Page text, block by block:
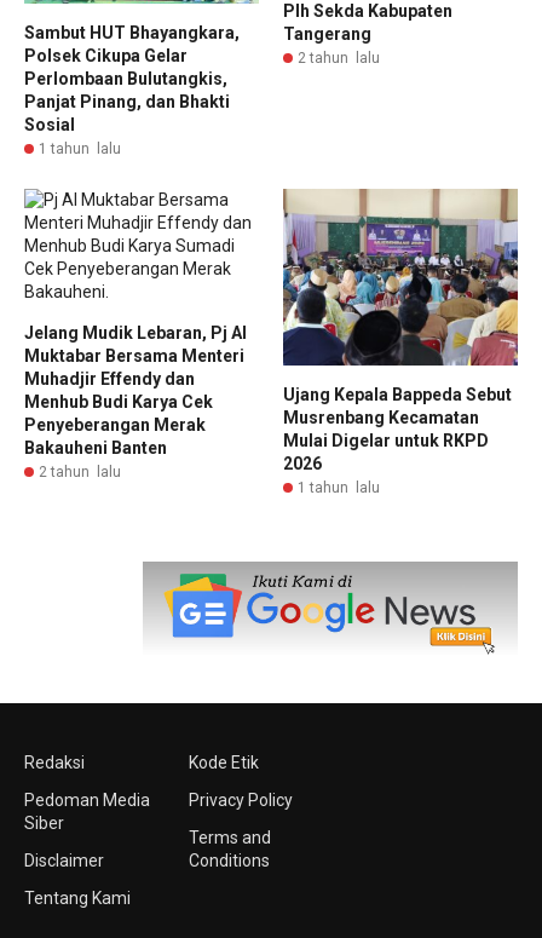
Sambut HUT Bhayangkara,
Polsek Cikupa Gelar
Perlombaan Bulutangkis,
Panjat Pinang, dan Bhakti
Sosial
1 tahun lalu
Plh Sekda Kabupaten
Tangerang
2 tahun lalu
Jelang Mudik Lebaran, Pj Al
Muktabar Bersama Menteri
Muhadjir Effendy dan
Menhub Budi Karya Cek
Penyeberangan Merak
Bakauheni Banten
2 tahun lalu
Ujang Kepala Bappeda Sebut
Musrenbang Kecamatan
Mulai Digelar untuk RKPD
2026
1 tahun lalu
Redaksi
Pedoman Media
Siber
Disclaimer
Tentang Kami
Kode Etik
Privacy Policy
Terms and
Conditions